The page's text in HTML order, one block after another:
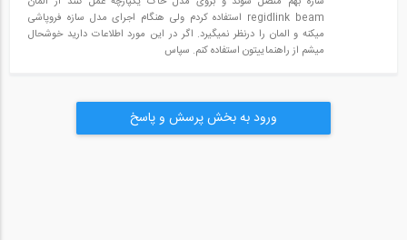
regidlink beam استفاده کردم ولی هنگام اجرای مدل سازه فروپاشی
میکنه و المان را درنظر نمیگیرد. اگر در این مورد اطلاعات دارید خوشحال
میشم از راهنماییتون استفاده کنم. سپاس
ورود به بخش پرسش و پاسخ